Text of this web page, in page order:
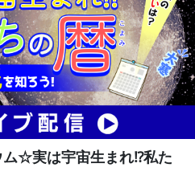
☆実は宇宙生まれ⁉私た